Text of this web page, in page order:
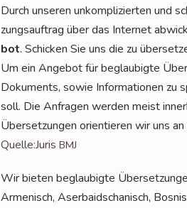
Durch unse­ren unkom­pli­zier­ten und
zungs­auf­trag über das Inter­net
bot. Schi­cken Sie uns die zu
Um ein Ange­bot für beglau­big­te
Doku­ments, sowie Infor­ma­tio­nen zu
soll. Die Anfra­gen wer­den meist
Über­set­zun­gen ori­en­tie­ren wir uns
Quelle:Juris BMJ
Wir bie­ten beglau­big­te
Arme­nisch, Aser­bai­dscha­nisch,